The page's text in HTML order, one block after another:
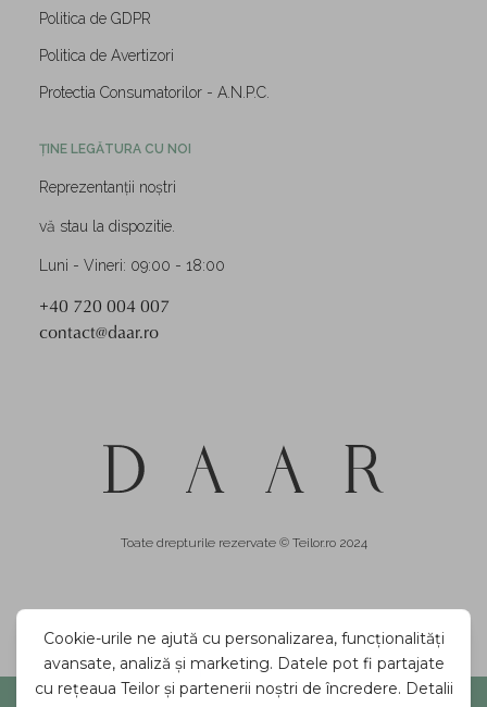
Politica de GDPR
Politica de Avertizori
Protectia Consumatorilor - A.N.P.C.
ȚINE LEGĂTURA CU NOI
Reprezentanții noștri
vă stau la dispozitie.
Luni - Vineri: 09:00 - 18:00
+40 720 004 007
contact@daar.ro
Toate drepturile rezervate © Teilor.ro 2024